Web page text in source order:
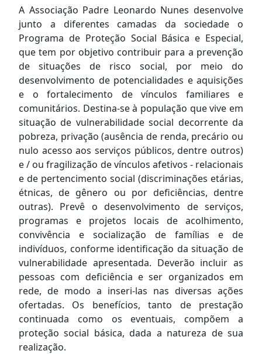
A Associação Padre Leonardo Nunes desenvolve
junto a diferentes camadas da sociedade o
Programa de Proteção Social Básica e Especial,
que tem por objetivo contribuir para a prevenção
de situações de risco social, por meio do
desenvolvimento de potencialidades e aquisições
e o fortalecimento de vínculos familiares e
comunitários. Destina-se à população que vive em
situação de vulnerabilidade social decorrente da
pobreza, privação (ausência de renda, precário ou
nulo acesso aos serviços públicos, dentre outros)
e / ou fragilização de vínculos afetivos - relacionais
e de pertencimento social (discriminações etárias,
étnicas, de gênero ou por deficiências, dentre
outras). Prevê o desenvolvimento de serviços,
programas e projetos locais de acolhimento,
convivência e socialização de famílias e de
indivíduos, conforme identificação da situação de
vulnerabilidade apresentada. Deverão incluir as
pessoas com deficiência e ser organizados em
rede, de modo a inseri-las nas diversas ações
ofertadas. Os benefícios, tanto de prestação
continuada como os eventuais, compõem a
proteção social básica, dada a natureza de sua
realização.